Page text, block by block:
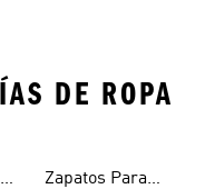
DE ROPA
Zapatos Para